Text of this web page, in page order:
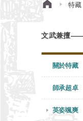
特藏
文武兼擅
關於特藏
師承超卓
英姿颯爽